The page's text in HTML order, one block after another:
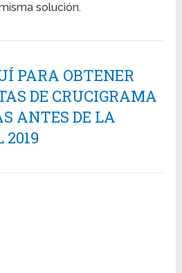
solución.
PARA OBTENER
DE CRUCIGRAMA
ANTES DE LA
2019